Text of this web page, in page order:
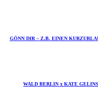
GÖNN DIR – Z.B. EINEN
WALD BERLIN x KATE